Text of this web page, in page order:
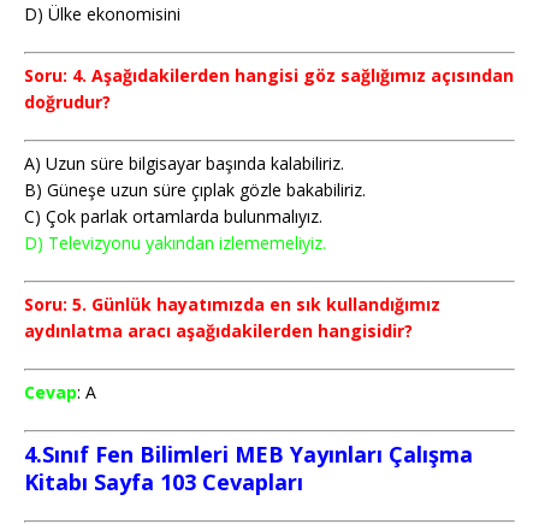
D) Ülke ekonomisini
Soru: 4. Aşağıdakilerden hangisi göz sağlığımız açısından
doğrudur?
A) Uzun süre bilgisayar başında kalabiliriz.
B) Güneşe uzun süre çıplak gözle bakabiliriz.
C) Çok parlak ortamlarda bulunmalıyız.
D) Televizyonu yakından izlememeliyiz.
Soru: 5. Günlük hayatımızda en sık kullandığımız
aydınlatma aracı aşağıdakilerden hangisidir?
Cevap: A
4.Sınıf Fen Bilimleri MEB Yayınları Çalışma
Kitabı Sayfa 103 Cevapları